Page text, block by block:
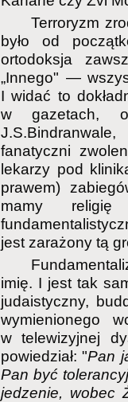
Terroryzm
było od
ortodoksja
„Innego" —
I widać to
w gazetach,
fanatyczni
lekarzy pod
prawem)
mamy religię
jest zarażony tą
imię. I jest tak
judaistyczny,
wymienionego
w telewizyjnej
powiedział: "Pan
Pan być
jedzenie, wobec